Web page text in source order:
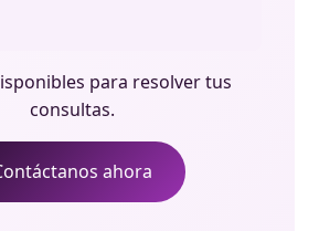
para resolver tus
consultas.
ahora